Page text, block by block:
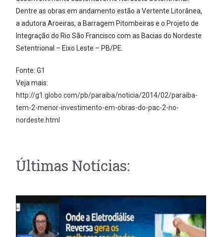
Dentre as obras em andamento estão a Vertente Litorânea,
a adutora Aroeiras, a Barragem Pitombeiras e o Projeto de
Integração do Rio São Francisco com as Bacias do Nordeste
Setentrional – Eixo Leste – PB/PE.
Fonte: G1
Veja mais:
http://g1.globo.com/pb/paraiba/noticia/2014/02/paraiba-
tem-2-menor-investimento-em-obras-do-pac-2-no-
nordeste.html
Últimas Notícias: